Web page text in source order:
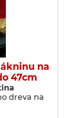
na
47cm
dreva na